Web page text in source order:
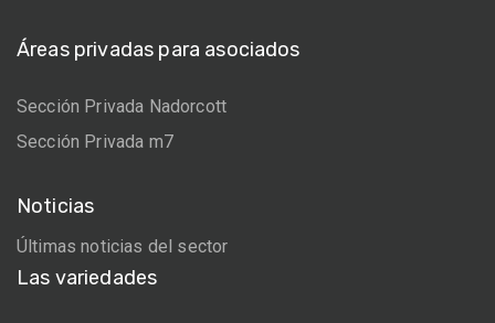
Áreas privadas para asociados
Sección Privada Nadorcott
Sección Privada m7
Noticias
Últimas noticias del sector
Las variedades